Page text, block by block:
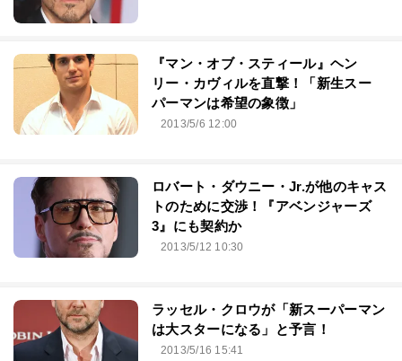
『マン・オブ・スティール』ヘン
リー・カヴィルを直撃！「新生スー
パーマンは希望の象徴」
2013/5/6 12:00
ロバート・ダウニー・Jr.が他のキャス
トのために交渉！『アベンジャーズ
3』にも契約か
2013/5/12 10:30
ラッセル・クロウが「新スーパーマン
は大スターになる」と予言！
2013/5/16 15:41